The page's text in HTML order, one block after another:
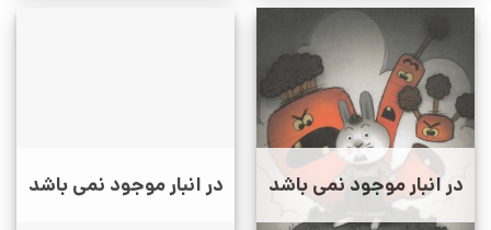
در انبار موجود نمی باشد در انبار موجود نمی باشد